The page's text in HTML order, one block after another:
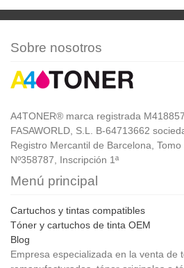
Sobre nosotros
A4TONER® marca registrada
FASAWORLD, S.L. B-64713662
Registro Mercantil de Barcelona,
Nº358787, Inscripción 1ª
Menú principal
Cartuchos y tintas compatibles
Tóner y cartuchos de tinta OEM
Blog
Empresa especializada en la venta de